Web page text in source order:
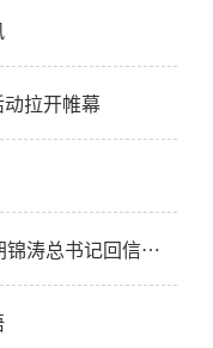
拉开帷幕
电气本科06级党支部召开学习胡锦涛总书记回信精神学习会